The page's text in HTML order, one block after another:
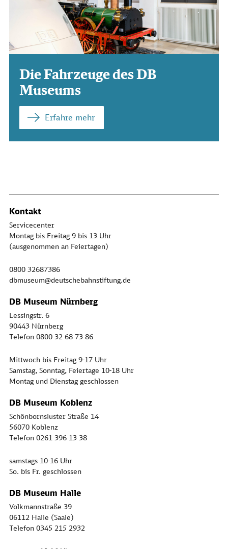
Die Fahrzeuge des DB
Museums
Erfahre mehr
Kontakt
Servicecenter
Montag bis Freitag 9 bis 13 Uhr
(ausgenommen an Feiertagen)
0800 32687386
dbmuseum@deutschebahnstiftung.de
DB Museum Nürnberg
Lessingstr. 6
90443 Nürnberg
Telefon 0800 32 68 73 86
Mittwoch bis Freitag 9-17 Uhr
Samstag, Sonntag, Feiertage 10-18 Uhr
Montag und Dienstag geschlossen
DB Museum Koblenz
Schönbornsluster Straße 14
56070 Koblenz
Telefon 0261 396 13 38
samstags 10-16 Uhr
So. bis Fr. geschlossen
DB Museum Halle
Volkmannstraße 39
06112 Halle (Saale)
Telefon 0345 215 2932